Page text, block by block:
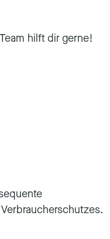
hilft dir gerne!